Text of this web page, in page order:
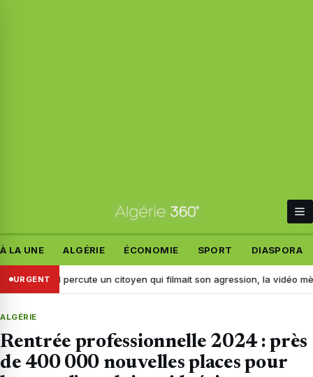
À LA UNE ALGÉRIE ÉCONOMIE SPORT DIASPORA
URGENT
: il percute un citoyen qui filmait son agression, la vidéo mène à
ALGÉRIE
Rentrée professionnelle 2024 : près
de 400 000 nouvelles places pour